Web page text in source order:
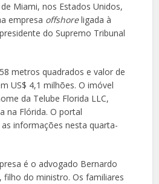
Miami, nos Estados Unidos,
empresa offshoreligada à
do Supremo Tribunal
metros quadrados e valor de
US$ 4,1 milhões. O imóvel
da Telube Florida LLC,
na Flórida. O portal
informações nesta quarta-
é o advogado Bernardo
filho do ministro. Os familiares